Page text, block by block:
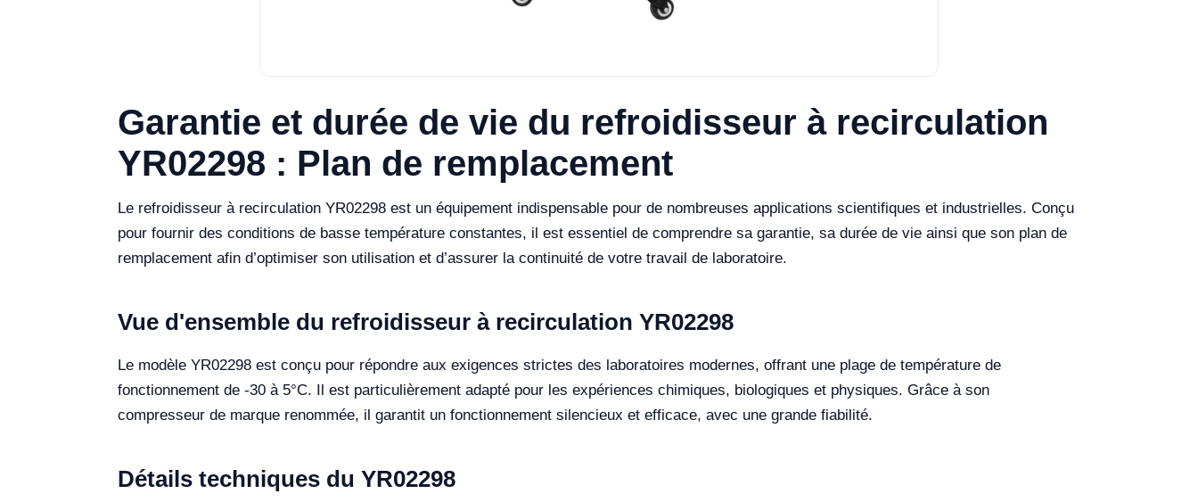
Garantie et durée de vie du refroidisseur à recirculation
YR02298 : Plan de remplacement
Le refroidisseur à recirculation YR02298 est un équipement indispensable pour de nombreuses applications scientifiques et industrielles. Conçu
pour fournir des conditions de basse température constantes, il est essentiel de comprendre sa garantie, sa durée de vie ainsi que son plan de
remplacement afin d’optimiser son utilisation et d’assurer la continuité de votre travail de laboratoire.
Vue d'ensemble du refroidisseur à recirculation YR02298
Le modèle YR02298 est conçu pour répondre aux exigences strictes des laboratoires modernes, offrant une plage de température de
fonctionnement de -30 à 5°C. Il est particulièrement adapté pour les expériences chimiques, biologiques et physiques. Grâce à son
compresseur de marque renommée, il garantit un fonctionnement silencieux et efficace, avec une grande fiabilité.
Détails techniques du YR02298